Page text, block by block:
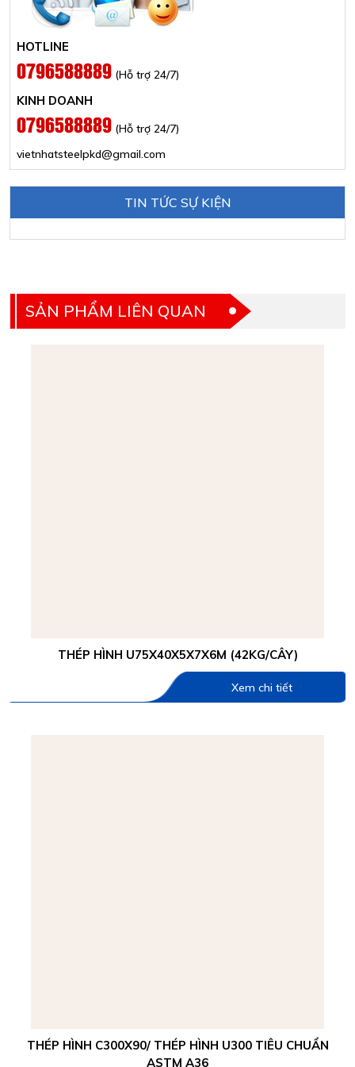
HOTLINE
0796588889 (Hỗ trợ 24/7)
KINH DOANH
0796588889 (Hỗ trợ 24/7)
vietnhatsteelpkd@gmail.com
TIN TỨC SỰ KIỆN
SẢN PHẨM LIÊN QUAN
THÉP HÌNH U75X40X5X7X6M (42KG/CÂY)
Xem chi tiết
THÉP HÌNH C300X90/ THÉP HÌNH U300 TIÊU CHUẨN
ASTM A36